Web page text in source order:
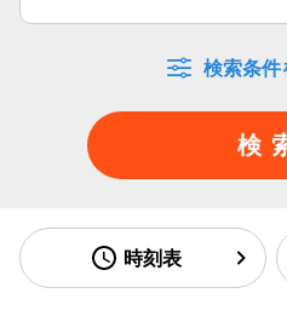
検索条件
検
時刻表